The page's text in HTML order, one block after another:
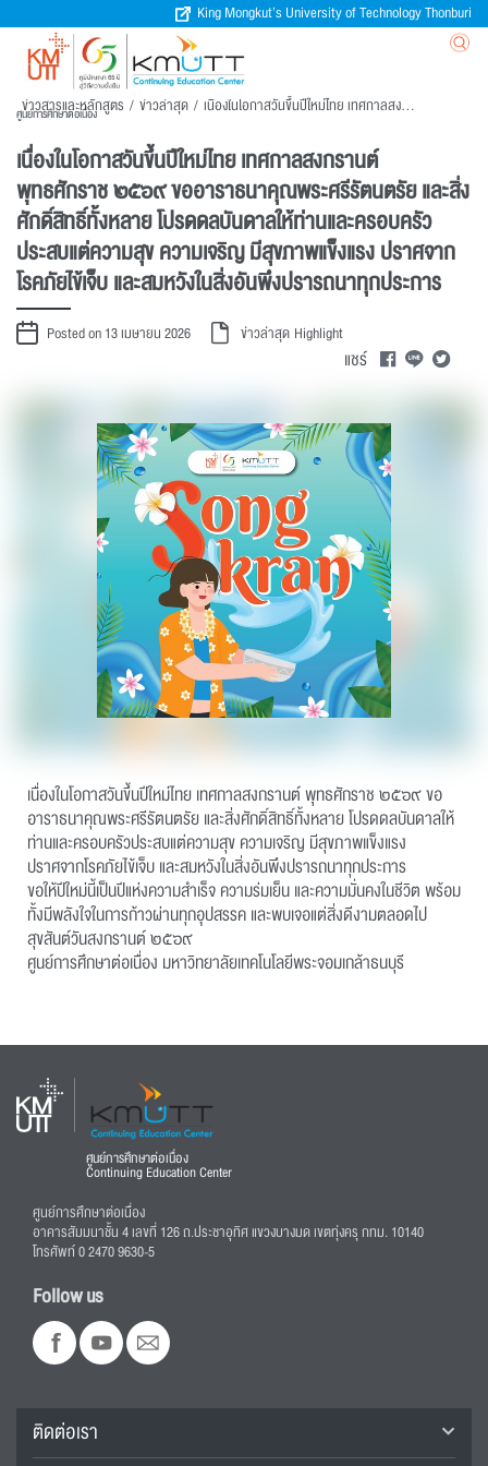
King Mongkut’s University of Technology Thonburi
ศูนย์การศึกษาต่อเนื่อง
ข่าวสารและหลักสูตร / ข่าวล่าสุด / เนื่องในโอกาสวันขึ้นปีใหม่ไทย เทศกาลสงกรานต์ พุทธศักราช ๒๕๖๙ ขออาราธนาคุณพระศรีรัตนตรัย และสิ่งศักดิ์สิทธิ์ทั้งหลาย โปรดดลบันดาลให้ท่านและครอบครัวประสบแต่ความสุข ความเจริญ มีสุขภาพแข็งแรง ปราศจากโรคภัยไข้เจ็บ และสมหวังในสิ่งอันพึงปรารถนาทุกประการ
เนื่องในโอกาสวันขึ้นปีใหม่ไทย เทศกาลสงกรานต์
พุทธศักราช ๒๕๖๙ ขออาราธนาคุณพระศรีรัตนตรัย และสิ่ง
ศักดิ์สิทธิ์ทั้งหลาย โปรดดลบันดาลให้ท่านและครอบครัว
ประสบแต่ความสุข ความเจริญ มีสุขภาพแข็งแรง ปราศจาก
โรคภัยไข้เจ็บ และสมหวังในสิ่งอันพึงปรารถนาทุกประการ
Posted on 13 เมษายน 2026 ข่าวล่าสุด Highlight
แชร์
เนื่องในโอกาสวันขึ้นปีใหม่ไทย เทศกาลสงกรานต์ พุทธศักราช ๒๕๖๙ ขอ
อาราธนาคุณพระศรีรัตนตรัย และสิ่งศักดิ์สิทธิ์ทั้งหลาย โปรดดลบันดาลให้
ท่านและครอบครัวประสบแต่ความสุข ความเจริญ มีสุขภาพแข็งแรง
ปราศจากโรคภัยไข้เจ็บ และสมหวังในสิ่งอันพึงปรารถนาทุกประการ
ขอให้ปีใหม่นี้เป็นปีแห่งความสำเร็จ ความร่มเย็น และความมั่นคงในชีวิต พร้อม
ทั้งมีพลังใจในการก้าวผ่านทุกอุปสรรค และพบเจอแต่สิ่งดีงามตลอดไป
สุขสันต์วันสงกรานต์ ๒๕๖๙
ศูนย์การศึกษาต่อเนื่อง มหาวิทยาลัยเทคโนโลยีพระจอมเกล้าธนบุรี
ศูนย์การศึกษาต่อเนื่อง
Continuing Education Center
ศูนย์การศึกษาต่อเนื่อง
อาคารสัมมนาชั้น 4 เลขที่ 126 ถ.ประชาอุทิศ แขวงบางมด เขตทุ่งครุ กทม. 10140
โทรศัพท์ 0 2470 9630-5
Follow us
ติดต่อเรา